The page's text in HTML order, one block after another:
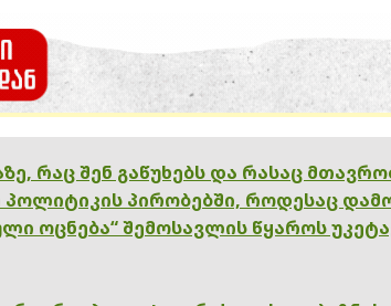
რაც შენ გაწუხებს და რასაც
პირობებში, როდესაც
ოცნება“ შემოსავლის წყაროს